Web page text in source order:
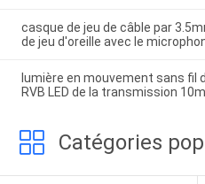
casque de jeu de câble par
de jeu d'oreille avec le
lumière en mouvement sans fil
RVB LED de la transmission 10m
Catégories